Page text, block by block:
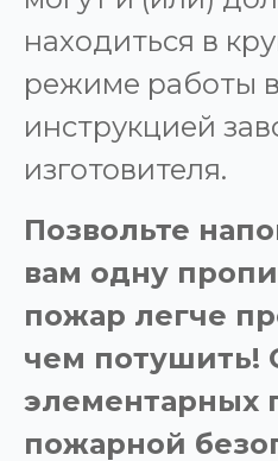
находиться в
режиме работы
инструкцией
изготовителя.
Позвольте
вам одну
пожар легче
чем потушить!
элементарных
пожарной